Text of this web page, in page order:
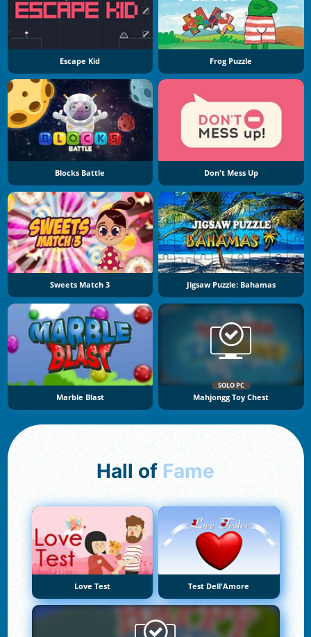
Escape Kid Frog Puzzle
Blocks Battle Don't Mess Up
Sweets Match 3 Jigsaw Puzzle: Bahamas
Marble Blast
SOLO PC
Mahjongg Toy Chest
Hall of Fame
Love Test Test Dell'Amore